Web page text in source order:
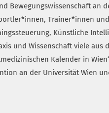
Bewegungswissenschaft an
Trainer*innen und
Künstliche
und Wissenschaft viele aus
Kalender in
an der Universität Wien